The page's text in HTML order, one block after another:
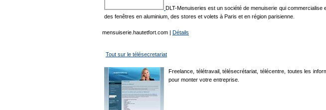
DLT-Menuiseries est un société de menuiserie qui commercialise
des fenêtres en aluminium, des stores et volets à Paris et en région parisienne.
mensuiserie.hautetfort.com | Détails
Tout sur le télésecretariat
Freelance, télétravail, télésecrétariat, télécentre, toutes les
pour monter votre entreprise.